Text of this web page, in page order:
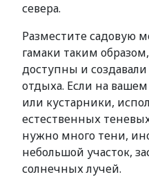
севера.
Разместите садовую
гамаки таким
доступны и
отдыха. Если на вашем
или кустарники,
естественных
нужно много тени,
небольшой участок,
солнечных лучей.